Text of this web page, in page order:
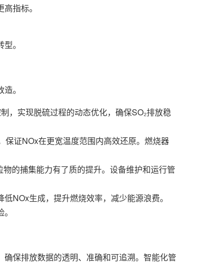
指标。
。
。
，实现脱硫过程的动态优化，确保SO₂排放稳
证NOx在更宽温度范围内高效还原。燃烧器
的捕集能力有了质的提升。设备维护和运行管
NOx生成，提升燃烧效率，减少能源浪费。
保排放数据的透明、准确和可追溯。智能化管